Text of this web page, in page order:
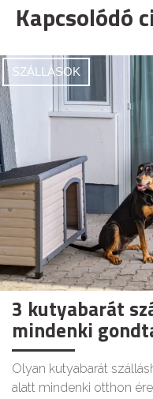
Kapcsolódó
SZÁLLÁSOK
3 kutyabarát
mindenki
Olyan kutyabarát
alatt mindenki otthon